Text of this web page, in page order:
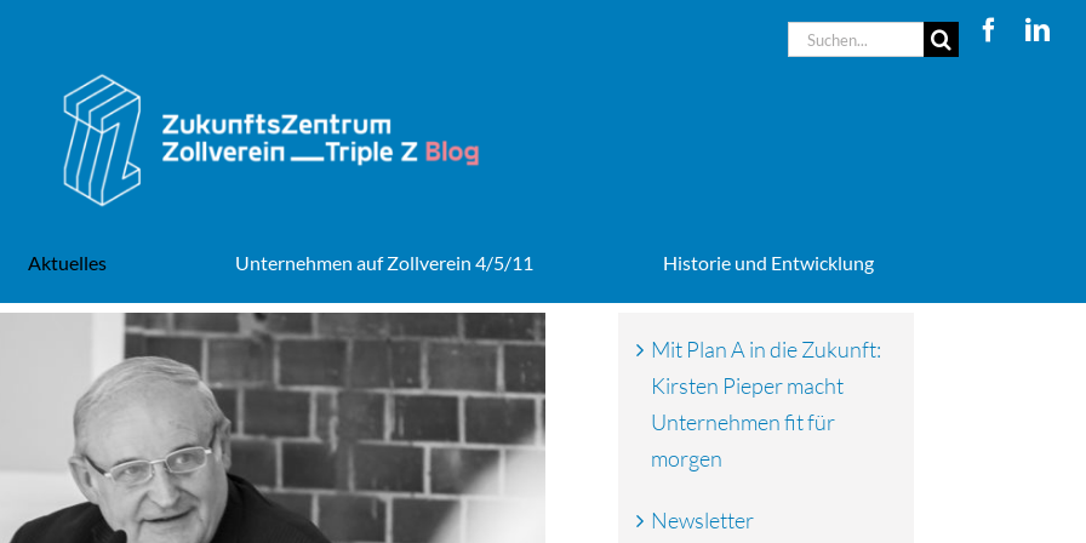
Suche
Aktuelles Unternehmen auf Zollverein 4/5/11 Historie und Entwicklung
Mit Plan A in die Zukunft:
Kirsten Pieper macht
Unternehmen fit für
morgen
Newsletter